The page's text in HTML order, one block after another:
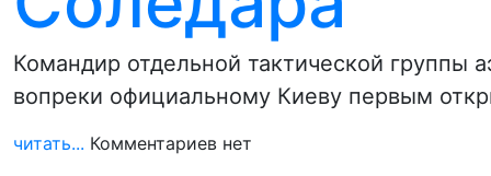
Командир отдельной тактической
вопреки официальному Киеву первым
читать... Комментариев нет